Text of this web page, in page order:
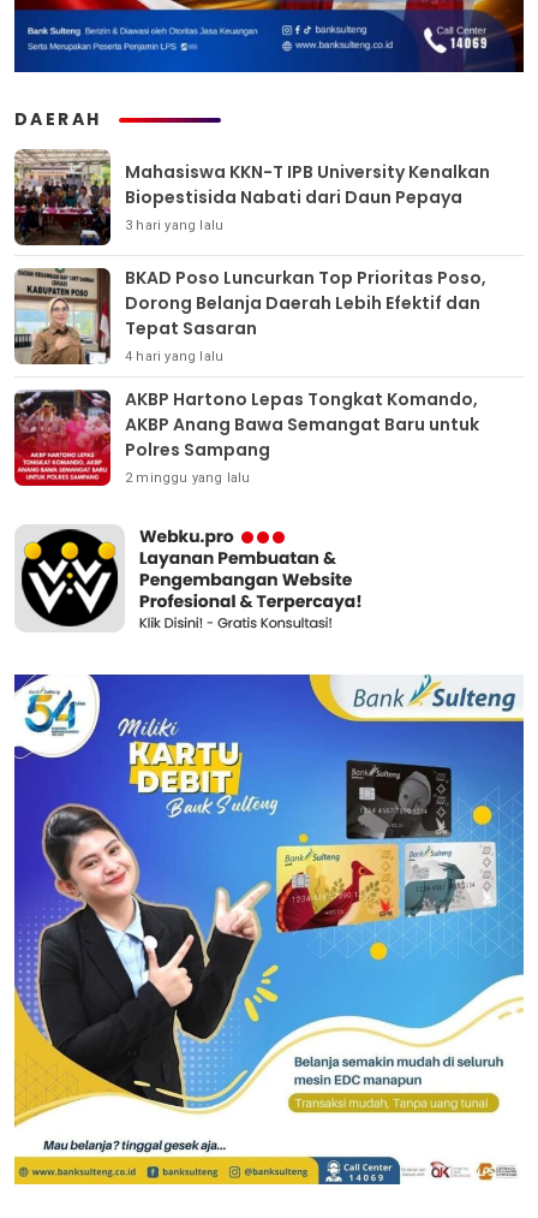
DAERAH
Mahasiswa KKN-T IPB University Kenalkan
Biopestisida Nabati dari Daun Pepaya
3 hari yang lalu
BKAD Poso Luncurkan Top Prioritas Poso,
Dorong Belanja Daerah Lebih Efektif dan
Tepat Sasaran
4 hari yang lalu
AKBP Hartono Lepas Tongkat Komando,
AKBP Anang Bawa Semangat Baru untuk
Polres Sampang
2 minggu yang lalu